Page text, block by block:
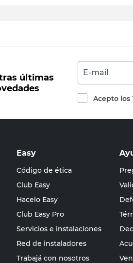
últimas
E-mail
Acepto los
Easy
Código de ética
Club Easy
Hacelo Easy
Club Easy Pro
Servicios e instalaciones
Red de instaladores
Trabajá con nosotros